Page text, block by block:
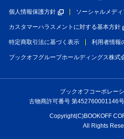
個人情報保護方針 ソーシャルメデ
カスタマーハラスメントに対する基本方針
特定商取引法に基づく表示 利用者情報
ブックオフグループホールディングス株式
ブックオフコーポレー
古物商許可番号 第452760001146
Copyright(C)BOOKOFF
All Rights